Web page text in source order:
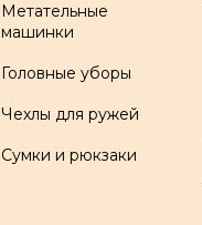
Метательные
машинки
Головные уборы
Чехлы для ружей
Сумки и рюкзаки